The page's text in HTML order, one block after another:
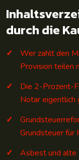
durch die
Wer zahlt den
Provision teilen
Die 2-Prozent-
Notar eigentlich
Grundsteuer für
Asbest und alte